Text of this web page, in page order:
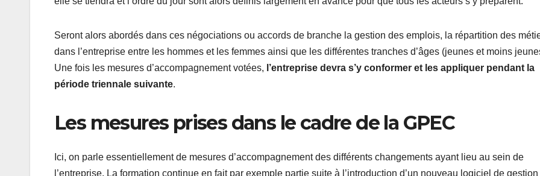
Seront alors abordés dans ces négociations ou accords de branche la gestion des emplois, la répartition des
dans l’entreprise entre les hommes et les femmes ainsi que les différentes tranches d’âges (jeunes et moins
Une fois les mesures d’accompagnement votées, l’entreprise devra s’y conformer et les appliquer pendant la
période triennale suivante.
Les mesures prises dans le cadre de la GPEC
Ici, on parle essentiellement de mesures d’accompagnement des différents changements ayant lieu au sein de
l’entreprise. La formation continue en fait par exemple partie suite à l’introduction d’un nouveau logiciel de